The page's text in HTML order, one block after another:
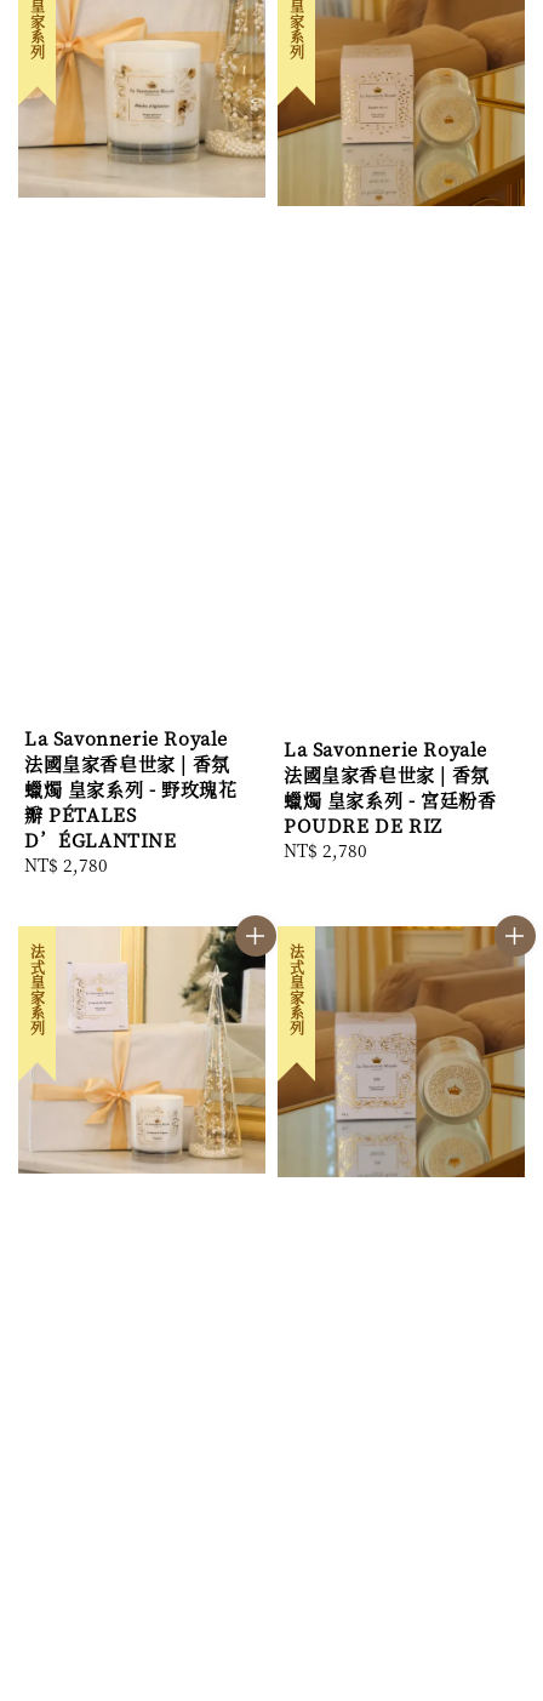
La Savonnerie Royale
法國皇家香皂世家 | 香氛
蠟燭 皇家系列 - 野玫瑰花
瓣 PÉTALES
D’ÉGLANTINE
Regular
NT$ 2,780
La Savonnerie Royale
法國皇家香皂世家 | 香氛
蠟燭 皇家系列 - 宮廷粉香
POUDRE DE RIZ
Regular
NT$ 2,780
法式皇家系列 法式皇家系列